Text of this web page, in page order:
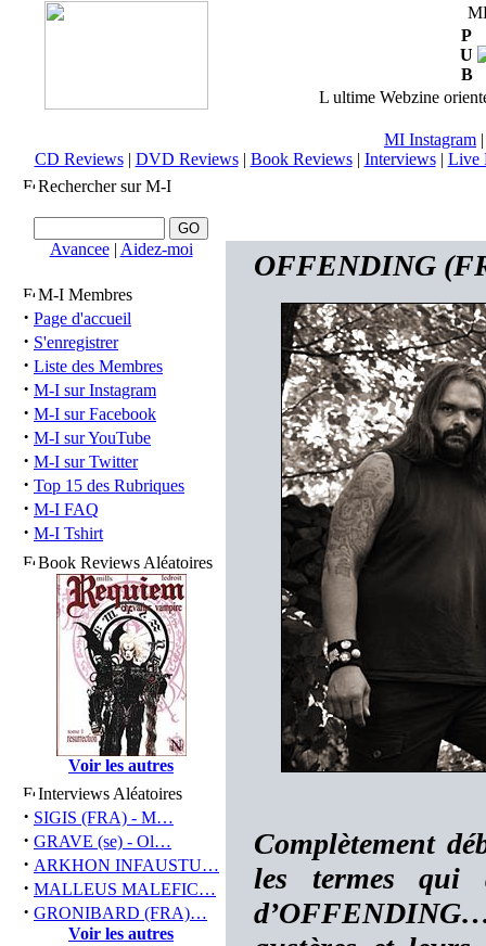
P
U
B
L ultime Webzine
MI Instagram
CD Reviews| DVD Reviews| Book Reviews| Interviews| Live
Rechercher sur M-I
Avancee| Aidez-moi
M-I Membres
· Page d'accueil
· S'enregistrer
· Liste des Membres
· M-I sur Instagram
· M-I sur Facebook
· M-I sur YouTube
· M-I sur Twitter
· Top 15 des Rubriques
· M-I FAQ
· M-I Tshirt
Book Reviews Aléatoires
Voir les autres
Interviews Aléatoires
· SIGIS (FRA) - M…
· GRAVE (se) - Ol…
· ARKHON INFAUSTU…
· MALLEUS MALEFIC…
· GRONIBARD (FRA)…
Voir les autres
OFFENDING
Complètement
les termes qui